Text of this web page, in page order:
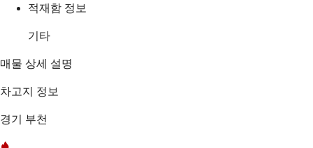
적재함 정보
기타
매물 상세 설명
차고지 정보
경기 부천